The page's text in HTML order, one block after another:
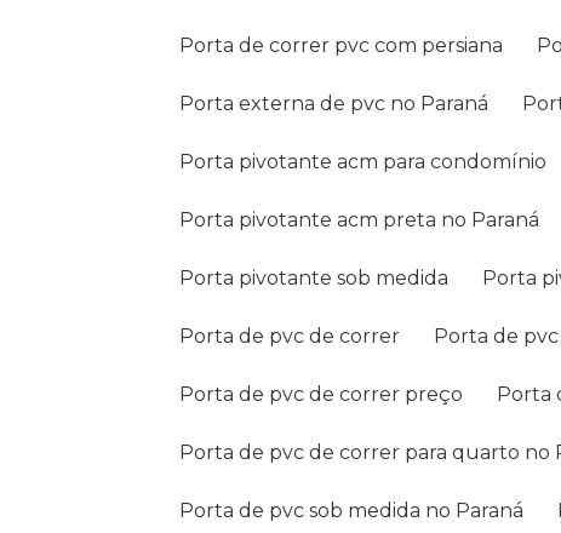
Porta de correr pvc com persiana
Porta externa de pvc no Paraná
Porta pivotante acm para condomínio
Porta pivotante acm preta no Paraná
Porta pivotante sob medida Porta
Porta de pvc de correr Porta de
Porta de pvc de correr preço
Porta de pvc de correr para quarto no
Porta de pvc sob medida no Paraná